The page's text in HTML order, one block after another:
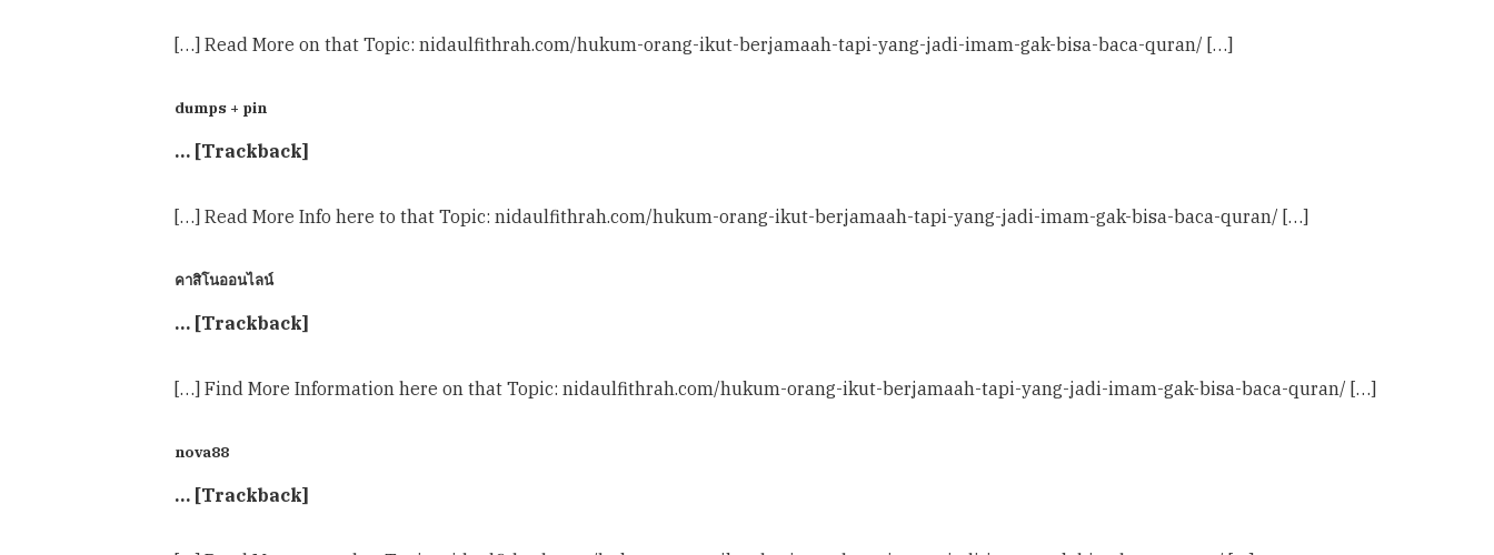
[…] Read More on that Topic: nidaulfithrah.com/hukum-orang-ikut-berjamaah-tapi-yang-jadi-imam-gak-bisa-baca-quran/ […]
dumps + pin
… [Trackback]
[…] Read More Info here to that Topic: nidaulfithrah.com/hukum-orang-ikut-berjamaah-tapi-yang-jadi-imam-gak-bisa-baca-quran/ […]
คาสิโนออนไลน์
… [Trackback]
[…] Find More Information here on that Topic: nidaulfithrah.com/hukum-orang-ikut-berjamaah-tapi-yang-jadi-imam-gak-bisa-baca-quran/ […]
nova88
… [Trackback]